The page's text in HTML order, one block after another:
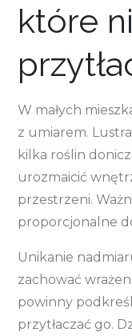
które
W małych
z umiarem.
kilka roślin
urozmaicić
przestrzeni.
proporcjonalne
Unikanie
zachować
powinny
przytłaczać go.